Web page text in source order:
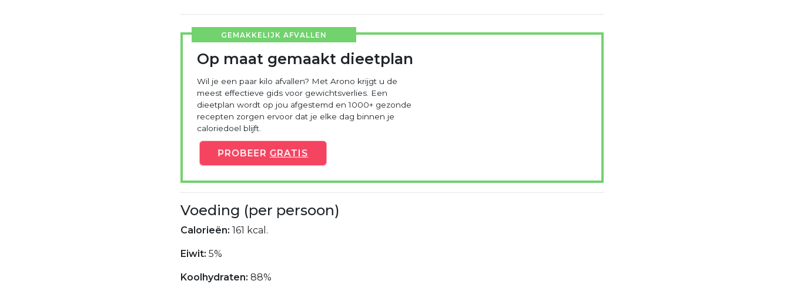
GEMAKKELIJK AFVALLEN
Op maat gemaakt dieetplan
Wil je een paar kilo afvallen? Met Arono krijgt u de
meest effectieve gids voor gewichtsverlies. Een
dieetplan wordt op jou afgestemd en 1000+ gezonde
recepten zorgen ervoor dat je elke dag binnen je
caloriedoel blijft.
PROBEER GRATIS
Voeding (per persoon)
Calorieën: 161 kcal.
Eiwit: 5%
Koolhydraten: 88%